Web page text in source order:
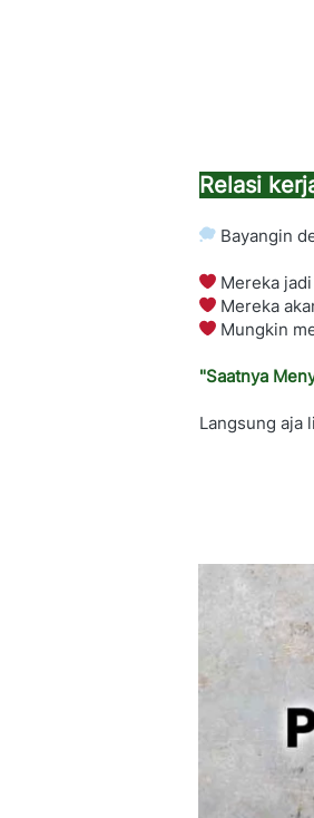
Relasi
Bayangin
Mereka
Mereka
Mungkin
"Saatnya
Langsung aja